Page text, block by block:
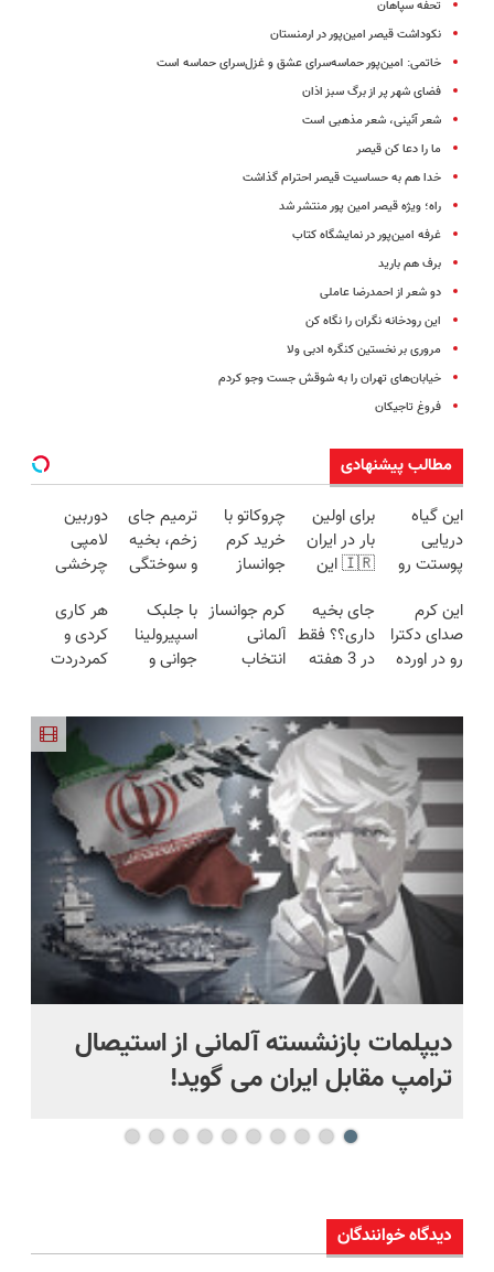
تحفه سپاهان
نکوداشت قیصر امین‌پور در ارمنستان
خاتمی: امین‌پور حماسه‌سرای عشق و غزل‌سرای حماسه است
فضای شهر پر از برگ‌ سبز اذان
شعر آئینی، شعر مذهبی است
ما را دعا کن قیصر
خدا هم به حساسیت قیصر احترام گذاشت
راه؛ ویژه قیصر امین پور منتشر شد
غرفه امین‌پور در نمایشگاه کتاب
برف هم بارید
دو شعر از احمدرضا عاملی
این رودخانه نگران را نگاه کن
مروری بر نخستین کنگره ادبی ولا
خیابان‌های تهران را به شوقش جست‌ وجو کردم
فروغ تاجیکان
مطالب پیشنهادی
این گیاه
دریایی
پوستت رو
میکنه
انگار20سال
جوون شدی
خرید
برای اولین
بار در ایران
🇮🇷 این
ترمیم کننده
23 روزه
ساخت!
چروکاتو با
خرید کرم
جوانساز
خاک
یکسان کن!
کلیک جهت
ترمیم جای
زخم، بخیه
و سوختگی
هفته!!😍
دوربین
لامپی
چرخشی
فقط امروز
حراج شد🔥
پرداخت
این کرم
صدای دکترا
رو در اورده
نداری
بوتاکس
کنی!!!
جای بخیه
داری؟؟ فقط
در 3 هفته
کرم جوانساز
آلمانی
انتخاب
تخفیف
با جلبک
اسپیرولینا
جوانی و
تضمینه50%تخفیف
هر کاری
کردی و
کمردردت
پرسشنامه و
دریافت راه
حل
دیپلمات بازنشسته آلمانی از استیصال
ترامپ مقابل ایران می گوید!
دیدگاه خوانندگان